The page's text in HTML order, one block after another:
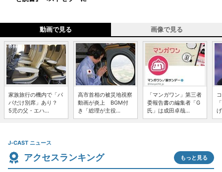
動画で見る 画像で見る
家族旅行の機内で「パ
パだけ別席」あり？
5児の父・エハ...
高市首相の被災地視察
動画が炎上 BGM付
き「総理が主役...
「マンガワン」第三者
委報告書の編集者「G
氏」は成田卓哉...
J-CAST ニュース
アクセスランキング もっと見る